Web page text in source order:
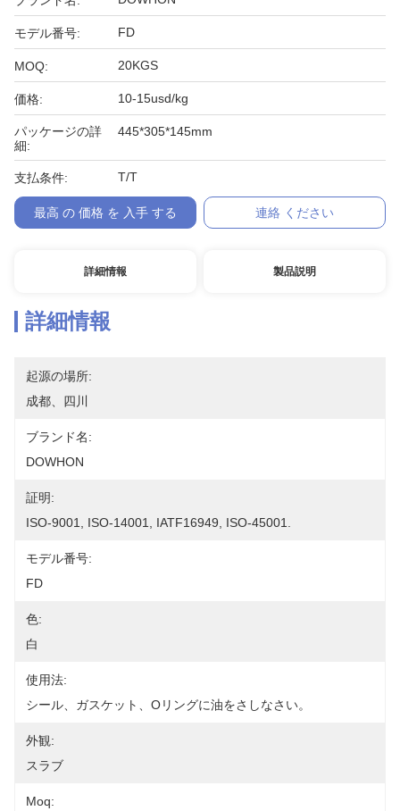
モデル番号: FD
MOQ: 20KGS
価格: 10-15usd/kg
パッケージの詳
細:
445*305*145mm
支払条件: T/T
最高 の 価格 を 入手 する 連絡 ください
詳細情報 製品説明
詳細情報
起源の場所:
成都、四川
ブランド名:
DOWHON
証明:
ISO-9001, ISO-14001, IATF16949, ISO-45001.
モデル番号:
FD
色:
白
使用法:
シール、ガスケット、Oリングに油をさしなさい。
外観:
スラブ
Moq: